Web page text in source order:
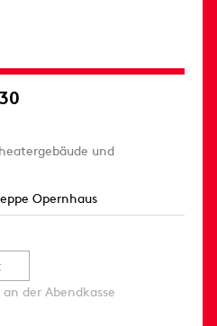
und
Opernhaus
der Abendkasse